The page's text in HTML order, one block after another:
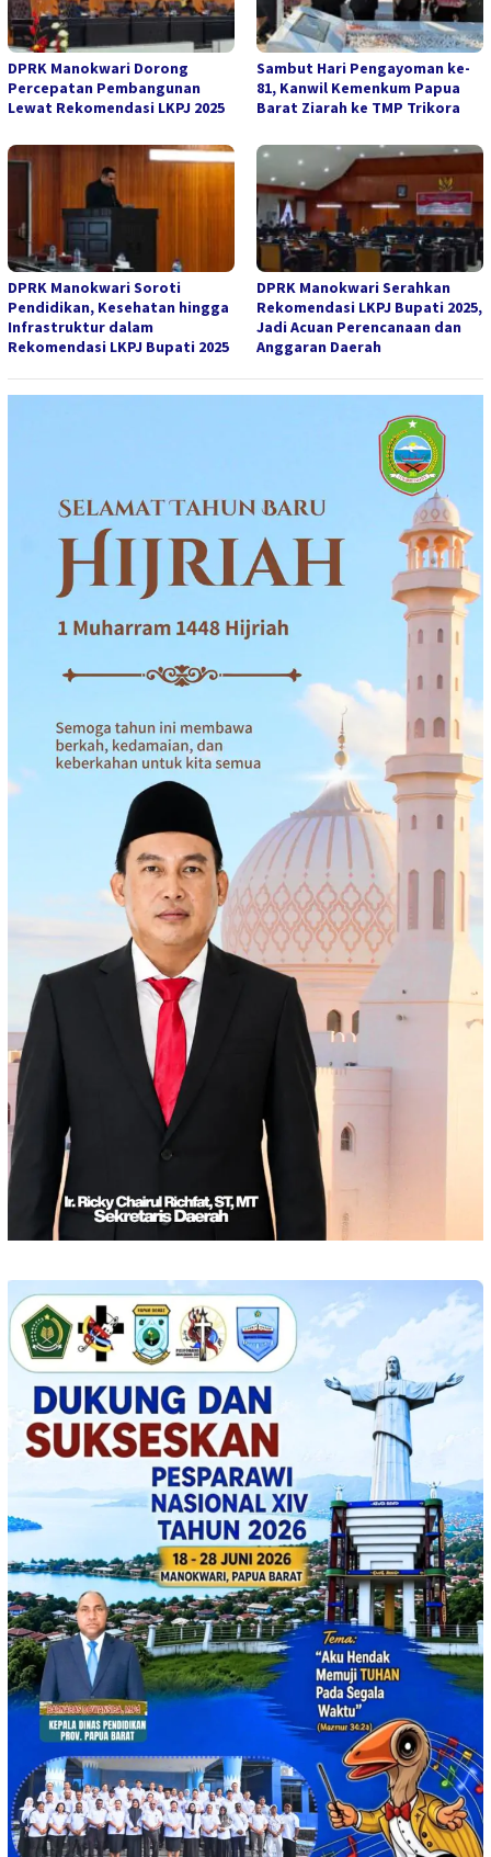
DPRK Manokwari Dorong
Percepatan Pembangunan
Lewat Rekomendasi LKPJ 2025
Sambut Hari Pengayoman ke-
81, Kanwil Kemenkum Papua
Barat Ziarah ke TMP Trikora
DPRK Manokwari Soroti
Pendidikan, Kesehatan hingga
Infrastruktur dalam
Rekomendasi LKPJ Bupati 2025
DPRK Manokwari Serahkan
Rekomendasi LKPJ Bupati 2025,
Jadi Acuan Perencanaan dan
Anggaran Daerah